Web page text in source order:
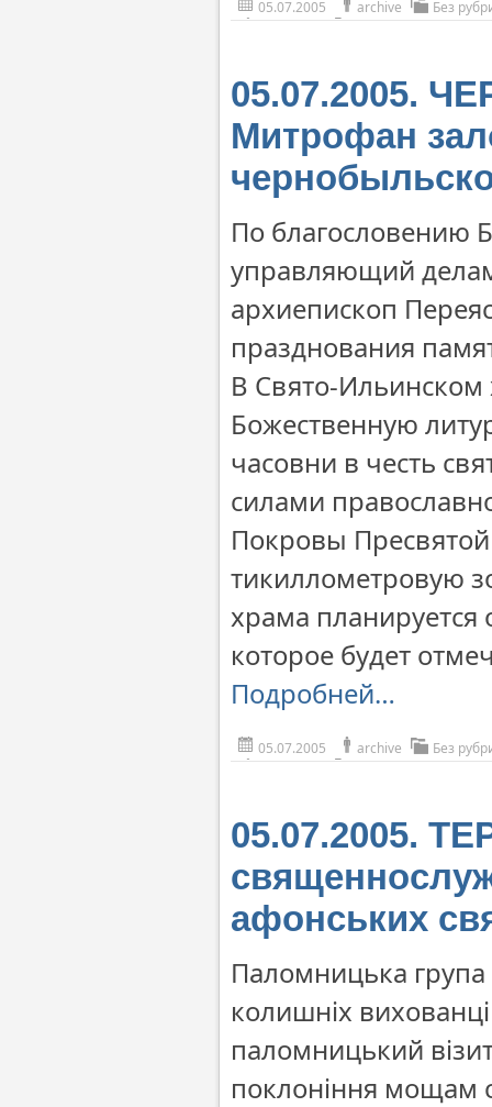
05.07.2005 archive Без
05.07.2005.
Митрофан
По благословению
управляющий
архиепископ
празднования
В Свято-
Божественную
часовни в честь
силами
Покровы
тикиллометровую
храма
которое будет
Подробней…
05.07.2005 archive Без
05.07.2005.
афонських
Паломницька група
колишніх
паломницький
поклоніння мощам